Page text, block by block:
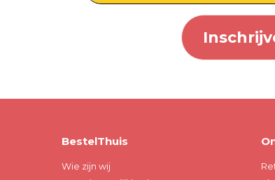
BestelThuis
Wie zijn wij